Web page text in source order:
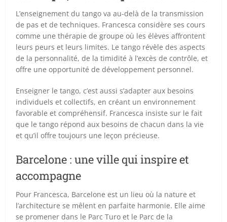
L’enseignement du tango va au-delà de la transmission
de pas et de techniques. Francesca considère ses cours
comme une thérapie de groupe où les élèves affrontent
leurs peurs et leurs limites. Le tango révèle des aspects
de la personnalité, de la timidité à l’excès de contrôle, et
offre une opportunité de développement personnel.
Enseigner le tango, c’est aussi s’adapter aux besoins
individuels et collectifs, en créant un environnement
favorable et compréhensif. Francesca insiste sur le fait
que le tango répond aux besoins de chacun dans la vie
et qu’il offre toujours une leçon précieuse.
Barcelone : une ville qui inspire et
accompagne
Pour Francesca, Barcelone est un lieu où la nature et
l’architecture se mêlent en parfaite harmonie. Elle aime
se promener dans le Parc Turo et le Parc de la